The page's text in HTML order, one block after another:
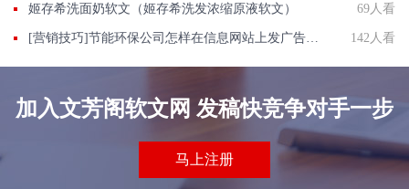
姬存希洗面奶软文（姬存希洗发浓缩原液软文） 69人看
142人看
加入文芳阁软文网 发稿快竞争对手一步
马上注册